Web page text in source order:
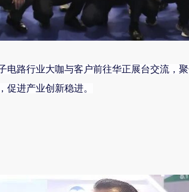
电路行业大咖与客户前往华正展台交流，
促进产业创新稳进。